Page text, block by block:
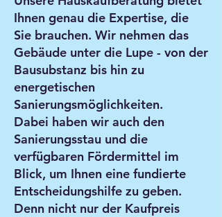
Ihnen genau die Expertise, die
Sie brauchen. Wir nehmen das
Gebäude unter die Lupe - von der
Bausubstanz bis hin zu
energetischen
Sanierungsmöglichkeiten.
Dabei haben wir auch den
Sanierungsstau und die
verfügbaren Fördermittel im
Blick, um Ihnen eine fundierte
Entscheidungshilfe zu geben.
Denn nicht nur der Kaufpreis